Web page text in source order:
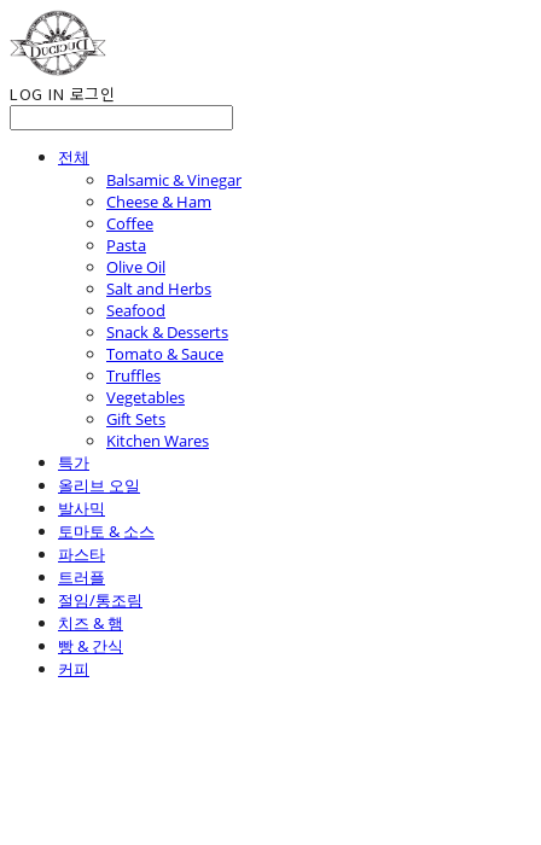
LOG IN 로그인
전체
Balsamic & Vinegar
Cheese & Ham
Coffee
Pasta
Olive Oil
Salt and Herbs
Seafood
Snack & Desserts
Tomato & Sauce
Truffles
Vegetables
Gift Sets
Kitchen Wares
특가
올리브 오일
발사믹
토마토 & 소스
파스타
트러플
절임/통조림
치즈 & 햄
빵 & 간식
커피